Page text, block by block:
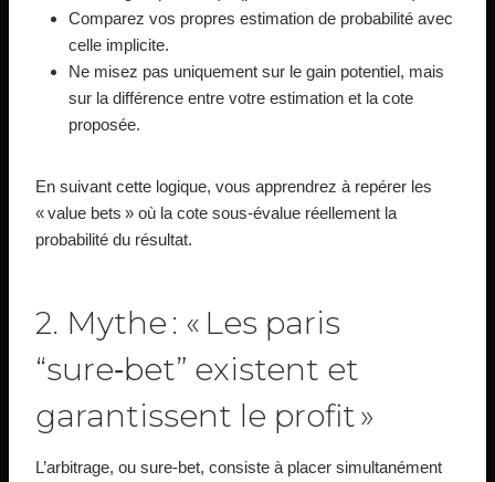
Comparez vos propres estimation de probabilité avec
celle implicite.
Ne misez pas uniquement sur le gain potentiel, mais
sur la différence entre votre estimation et la cote
proposée.
En suivant cette logique, vous apprendrez à repérer les
« value bets » où la cote sous‑évalue réellement la
probabilité du résultat.
2. Mythe : « Les paris
“sure‑bet” existent et
garantissent le profit »
L’arbitrage, ou sure‑bet, consiste à placer simultanément